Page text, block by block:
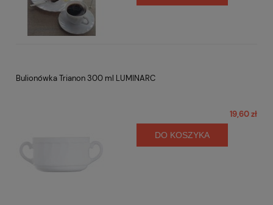
Bulionówka Trianon 300 ml LUMINARC
19,60 zł
DO KOSZYKA